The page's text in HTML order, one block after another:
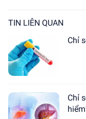
TIN LIÊN QUAN
Chỉ
Chỉ